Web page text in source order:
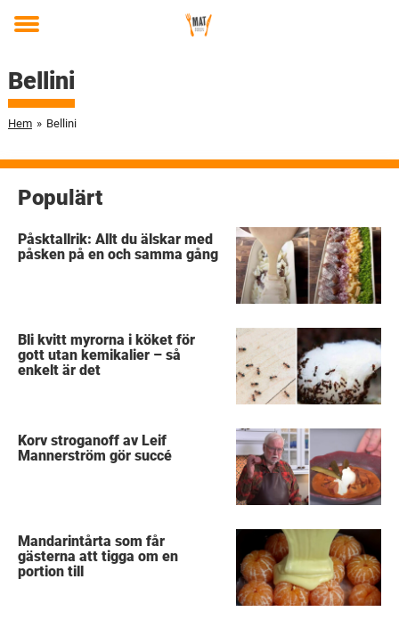
Toggle
Bellini
Hem » Bellini
Populärt
Påsktallrik: Allt du älskar med
påsken på en och samma gång
Bli kvitt myrorna i köket för
gott utan kemikalier – så
enkelt är det
Korv stroganoff av Leif
Mannerström gör succé
Mandarintårta som får
gästerna att tigga om en
portion till